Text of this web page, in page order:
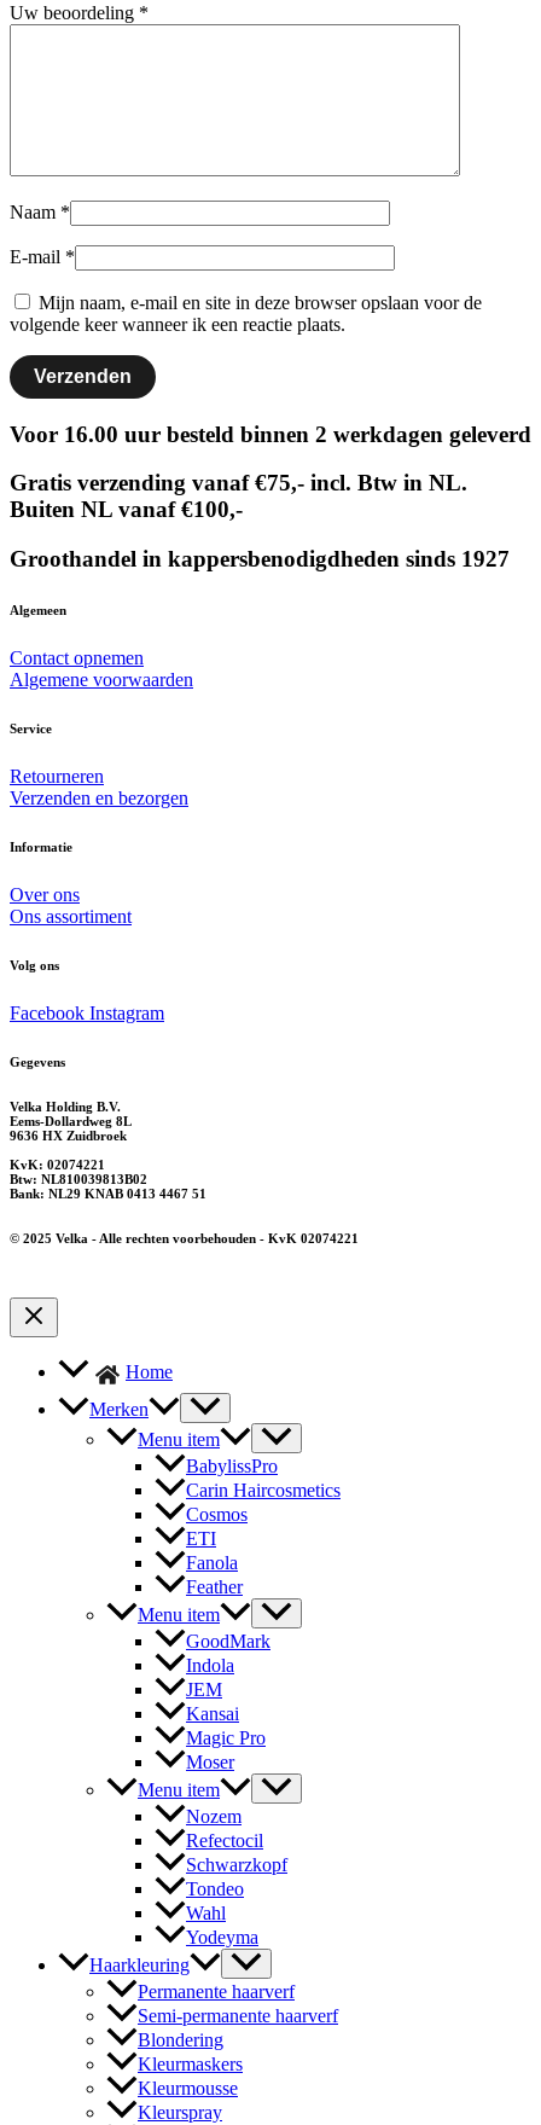
Uw beoordeling *
Naam *
E-mail *
Mijn naam, e-mail en site in deze browser opslaan voor de
volgende keer wanneer ik een reactie plaats.
Voor 16.00 uur besteld binnen 2 werkdagen geleverd
Gratis verzending vanaf €75,- incl. Btw in NL.
Buiten NL vanaf €100,-
Groothandel in kappersbenodigdheden sinds 1927
Algemeen
Contact opnemen
Algemene voorwaarden
Service
Retourneren
Verzenden en bezorgen
Informatie
Over ons
Ons assortiment
Volg ons
Facebook Instagram
Gegevens
Velka Holding B.V.
Eems-Dollardweg 8L
9636 HX Zuidbroek
KvK: 02074221
Btw: NL810039813B02
Bank: NL29 KNAB 0413 4467 51
© 2025 Velka - Alle rechten voorbehouden - KvK 02074221
Home
Merken
Menu item
BabylissPro
Carin Haircosmetics
Cosmos
ETI
Fanola
Feather
Menu item
GoodMark
Indola
JEM
Kansai
Magic Pro
Moser
Menu item
Nozem
Refectocil
Schwarzkopf
Tondeo
Wahl
Yodeyma
Haarkleuring
Permanente haarverf
Semi-permanente haarverf
Blondering
Kleurmaskers
Kleurmousse
Kleurspray